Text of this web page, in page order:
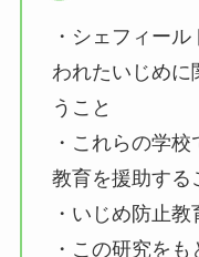
・シェフィー
われたいじめに
うこと
・これらの学
教育を援助する
・いじめ防止
・この研究を